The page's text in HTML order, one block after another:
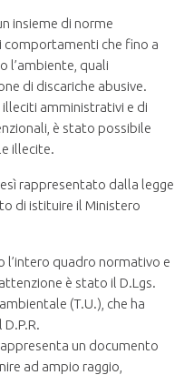
insieme di norme
comportamenti che fino a
l’ambiente, quali
di discariche abusive.
illeciti amministrativi e di
è stato possibile
illecite.
rappresentato dalla legge
di istituire il Ministero
l’intero quadro normativo e
è stato il D.Lgs.
(T.U.), che ha
un documento
ad ampio raggio,